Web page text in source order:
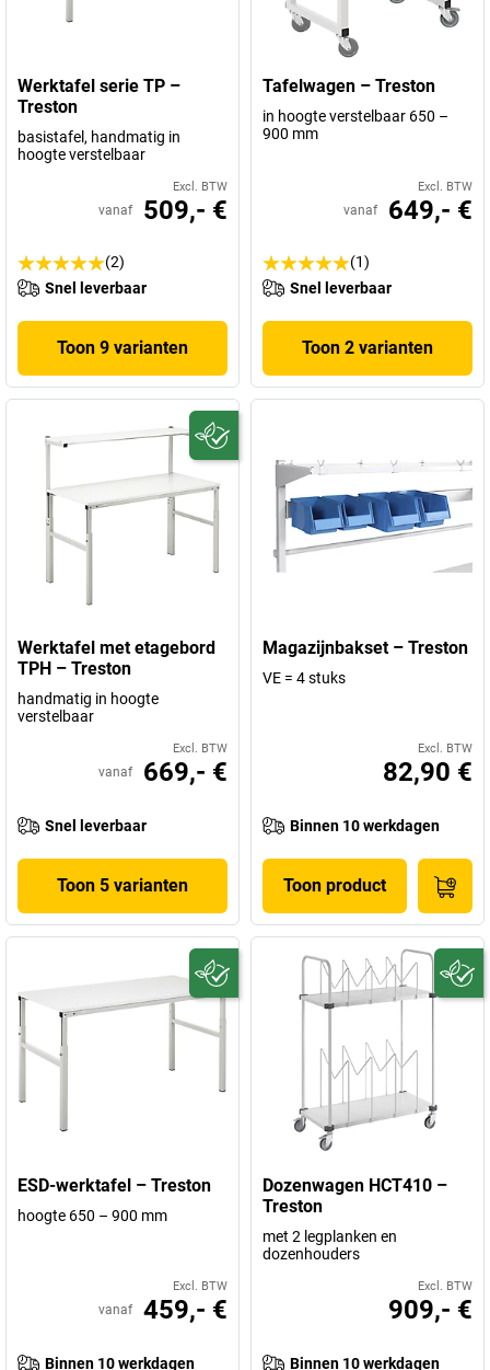
Werktafel serie TP –
Treston
basistafel, handmatig in
hoogte verstelbaar
Excl. BTW
vanaf 509,- €
(2)
Snel leverbaar
Toon 9 varianten
Tafelwagen – Treston
in hoogte verstelbaar 650 –
900 mm
Excl. BTW
vanaf 649,- €
(1)
Snel leverbaar
Toon 2 varianten
Werktafel met etagebord
TPH – Treston
handmatig in hoogte
verstelbaar
Excl. BTW
vanaf 669,- €
Snel leverbaar
Toon 5 varianten
Magazijnbakset – Treston
VE = 4 stuks
Excl. BTW
82,90 €
Binnen 10 werkdagen
Toon product
ESD-werktafel – Treston
hoogte 650 – 900 mm
Excl. BTW
vanaf 459,- €
Binnen 10 werkdagen
Dozenwagen HCT410 –
Treston
met 2 legplanken en
dozenhouders
Excl. BTW
909,- €
Binnen 10 werkdagen